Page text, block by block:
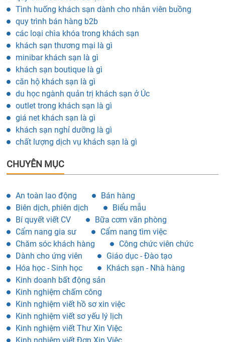
khách sạn thương mại là gì
minibar khách sạn là gì
khách sạn boutique là gì
căn hộ khách sạn là gì
du học ngành quản trị khách sạn ở Úc
outlet trong khách sạn là gì
giá net khách sạn là gì
khách sạn nghỉ dưỡng là gì
chất lượng dịch vụ khách sạn là gì
CHUYÊN MỤC
Biên dịch, phiên dịch
Cẩm nang gia sư
Cẩm nang tìm việc
Chăm sóc khách hàng
Công chức viên chức
Dành cho ứng viên
Giáo dục - Đào tạo
Hóa học - Sinh học
Khách sạn - Nhà hàng
Kinh doanh bất động sản
Kinh nghiệm chấm công
Kinh nghiệm viết hồ sơ xin việc
Kinh nghiệm viết sơ yếu lý lịch
Kinh nghiệm viết Thư Xin Việc
Kinh nghiệm viết Đơn Xin Việc
Kỹ sư IT phần mềm
Lái xe, tài xế
Lao động phổ thông, công nhân
Luật - Pháp lý
Marketing